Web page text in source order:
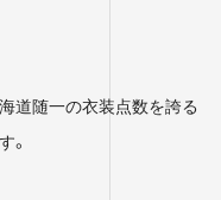
道随一の衣装点数を誇る
。